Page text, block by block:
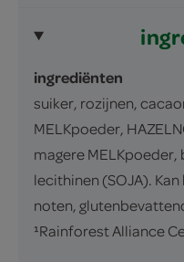
ingrediënten
suiker, rozijnen,
MELKpoeder,
magere
lecithinen (SOJA).
noten,
¹Rainforest Alliance